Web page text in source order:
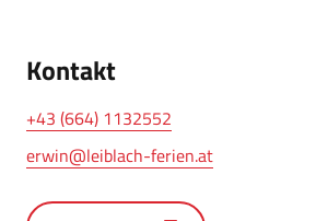
Kontakt
+43 (664) 1132552
erwin@leiblach-ferien.at